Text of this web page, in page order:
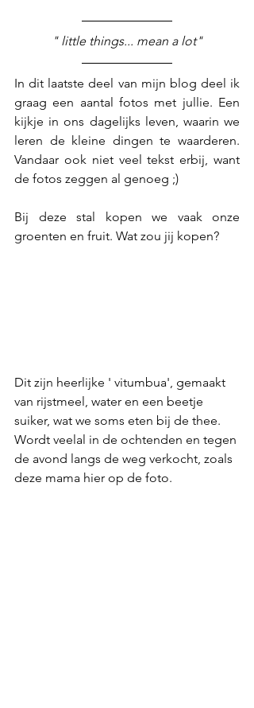
" little things... mean a lot"
In dit laatste deel van mijn blog deel ik
graag een aantal fotos met jullie. Een
kijkje in ons dagelijks leven, waarin we
leren de kleine dingen te waarderen.
Vandaar ook niet veel tekst erbij, want
de fotos zeggen al genoeg ;)
Bij deze stal kopen we vaak onze
groenten en fruit. Wat zou jij kopen?
Dit zijn heerlijke ' vitumbua', gemaakt
van rijstmeel, water en een beetje
suiker, wat we soms eten bij de thee.
Wordt veelal in de ochtenden en tegen
de avond langs de weg verkocht, zoals
deze mama hier op de foto.